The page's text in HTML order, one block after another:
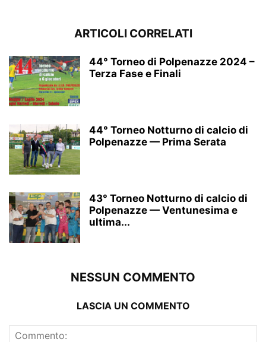
ARTICOLI CORRELATI
44° Torneo di Polpenazze 2024 –
Terza Fase e Finali
44° Torneo Notturno di calcio di
Polpenazze — Prima Serata
43° Torneo Notturno di calcio di
Polpenazze — Ventunesima e
ultima...
NESSUN COMMENTO
LASCIA UN COMMENTO